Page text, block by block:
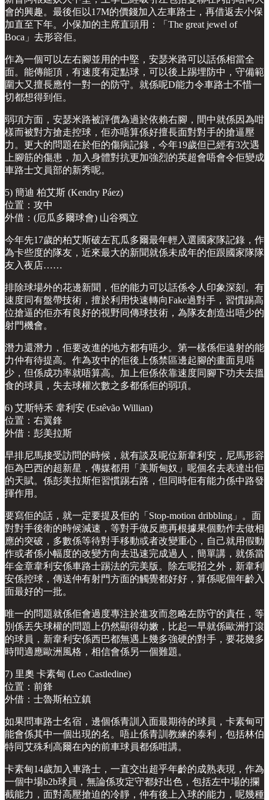
會的興趣。最後佢以17M的價錢加入左車路士，再借返去小保
加直至下年。小保加的主席直頭用：「The great jewel of
Boca」去形容佢。
作為一個可以左右腳並用的中堅，安瑟米路可以話係相當全
面。能傳能頂，有速度有定點球，可以後上踢埋防中，守備範
圍大又擅長應付一對一的防守。就係呢D能力令車路士不惜一
切都想得到佢。
弱項方面，安瑟米路被評價為過於依賴右腳，間中就係因為咁
樣而被對方搶走控球，佢亦唔算係好擅長面對對手的搶逼壓
力。更大的問題在於佢的傷病記錄，今年19歲但已經有3次遇
上腳筋的傷患，加入身體對抗更加強烈的英超會唔會令佢變成
車路士文員部的新秀呢。
5) 簡迪 柏艾斯 (Kendry Páez)
位置：攻中
外借：(厄瓜多爾球會) 山谷獨立
今年先17歲的柏艾斯破左瓦瓜多爾最年輕入選國家隊記錄，作
為卡些度的隊友，近來最大的新聞就係未成年的佢跟國家隊隊
友入夜店……
排除球場外的花邊新聞，佢的能力可以話係令人印象深刻。有
速度同有盤帶技術，擅於利用快速轉向Fake過對手，習慣踢高
位搶逼的佢亦有良好的視野同傳球技術，為隊友創造出唔少的
射門機會。
潛力還潛力，佢要改進的地方都有唔少。第一樣係佢遠射的能
力仲有待提高。作為攻中的佢後上係禁區邊起腳的畫面見唔
少，但係成功率就唔算高。加上佢係依靠速度同腳下功夫去搵
食的球員，失去球權次數之多都係佢的弱項。
6) 艾斯特禾 韋利安 (Estêvão Willian)
位置：右翼鋒
外借：彭美拉斯
早排尼馬接受訪問的時候，就有談及呢位新韋利安，尼馬形容
佢為巴西的超新星，傳媒都用「美斯甸奴」呢個名去表達出佢
的天賦。係彭美拉斯佢習慣踢右路，但同時佢有能力係中路發
揮作用。
要寫佢的話，就一定要提及佢的「Stop-motion dribbling」。面
對對手後衛的時候減速，等對手做反應再根據果個動作去做相
應的突破，多數係等待對手移動或者改變重心，自己就用假動
作或者係小幅度的改變方向去迅速完成過人，簡單講，就係當
年金章韋利安係車路士踢法的完美版。除左呢招之外，新韋利
安係控球，傳送仲有射門方面的觸覺都好好，算係呢個年齡入
面最好的一批。
唯一的問題就係佢會過度專注於進攻而忽略左防守的責任，等
別係丟失球權的問題上仍然顯得幼嫩，比起一早就係歐洲打滾
的球員，新韋利安係西巴都無遇上幾多強硬的對手，要花幾多
時間適應歐洲風格，相信會係另一個難題。
7) 里奧 卡素甸 (Leo Castledine)
位置：前鋒
外借：士魯斯柏立鎮
如果問車路士名宿，邊個係青訓入面最期待的球員，卡素甸可
能會係其中一個出現的名。唔止係青訓教練的泰利，包括林伯
特同艾殊利高爾在內的前車球員都係咁講。
卡素甸14歲加入車路士，一直交出超乎年齡的成熟表現，作為
一個中場b2b球員，無論係攻定守都好出色，包括左中場的攔
截能力，面對高壓搶迫的冷靜，仲有後上入球的能力，呢幾種